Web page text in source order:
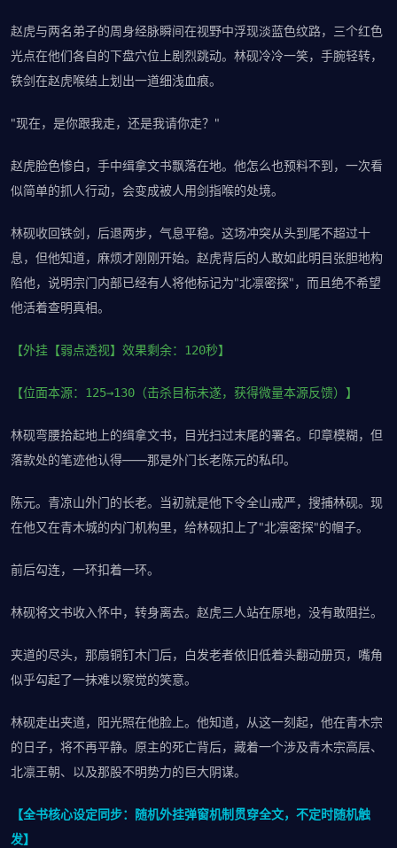
赵虎与两名弟子的周身经脉瞬间在视野中浮现淡蓝色纹路，三个红色
光点在他们各自的下盘穴位上剧烈跳动。林砚冷冷一笑，手腕轻转，
铁剑在赵虎喉结上划出一道细浅血痕。
"现在，是你跟我走，还是我请你走？"
赵虎脸色惨白，手中缉拿文书飘落在地。他怎么也预料不到，一次看
似简单的抓人行动，会变成被人用剑指喉的处境。
林砚收回铁剑，后退两步，气息平稳。这场冲突从头到尾不超过十
息，但他知道，麻烦才刚刚开始。赵虎背后的人敢如此明目张胆地构
陷他，说明宗门内部已经有人将他标记为"北凛密探"，而且绝不希望
他活着查明真相。
【外挂【弱点透视】效果剩余：120秒】
【位面本源：125→130（击杀目标未遂，获得微量本源反馈）】
林砚弯腰拾起地上的缉拿文书，目光扫过末尾的署名。印章模糊，但
落款处的笔迹他认得——那是外门长老陈元的私印。
陈元。青凉山外门的长老。当初就是他下令全山戒严，搜捕林砚。现
在他又在青木城的内门机构里，给林砚扣上了"北凛密探"的帽子。
前后勾连，一环扣着一环。
林砚将文书收入怀中，转身离去。赵虎三人站在原地，没有敢阻拦。
夹道的尽头，那扇铜钉木门后，白发老者依旧低着头翻动册页，嘴角
似乎勾起了一抹难以察觉的笑意。
林砚走出夹道，阳光照在他脸上。他知道，从这一刻起，他在青木宗
的日子，将不再平静。原主的死亡背后，藏着一个涉及青木宗高层、
北凛王朝、以及那股不明势力的巨大阴谋。
【全书核心设定同步：随机外挂弹窗机制贯穿全文，不定时随机触
发】